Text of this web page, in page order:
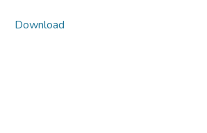
Download